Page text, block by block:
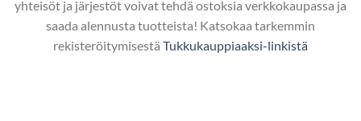
yhteisöt ja järjestöt voivat tehdä ostoksia verkkokaupassa ja
saada alennusta tuotteista! Katsokaa tarkemmin
rekisteröitymisestä Tukkukauppiaaksi-linkistä